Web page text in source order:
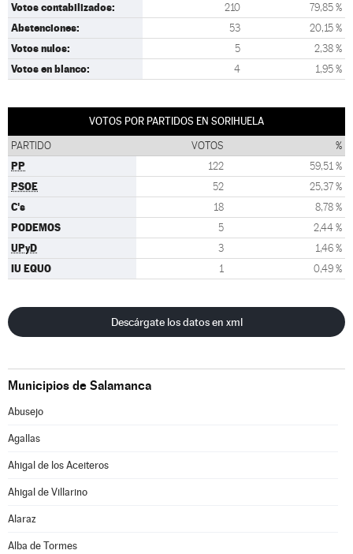
Votos contabilizados: 210 79,85 %
Abstenciones: 53 20,15 %
Votos nulos: 5 2,38 %
Votos en blanco: 4 1,95 %
VOTOS POR PARTIDOS EN SORIHUELA
PARTIDO VOTOS %
PP 122 59,51 %
PSOE 52 25,37 %
C's 18 8,78 %
PODEMOS 5 2,44 %
UPyD 3 1,46 %
IU EQUO 1 0,49 %
Descárgate los datos en xml
Municipios de Salamanca
Abusejo
Agallas
Ahigal de los Aceiteros
Ahigal de Villarino
Alaraz
Alba de Tormes